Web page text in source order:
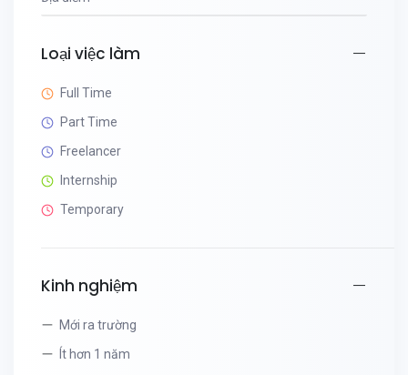
Loại việc làm
Full Time
Part Time
Freelancer
Internship
Temporary
Kinh nghiệm
Mới ra trường
Ít hơn 1 năm